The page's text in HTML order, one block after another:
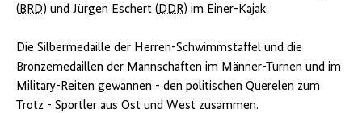
C1018-
/
Kohls,
Ulrich
( BRD) und Jürgen Eschert ( DDR) im Einer-Kajak.
Die Silbermedaille der Herren-Schwimmstaffel und die
Bronzemedaillen der Mannschaften im Männer-Turnen und im
Military-Reiten gewannen - den politischen Querelen zum
Trotz - Sportler aus Ost und West zusammen.